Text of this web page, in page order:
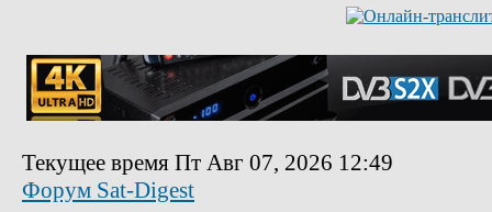
Текущее время Пт Авг 07, 2026 12:49
Форум Sat-Digest